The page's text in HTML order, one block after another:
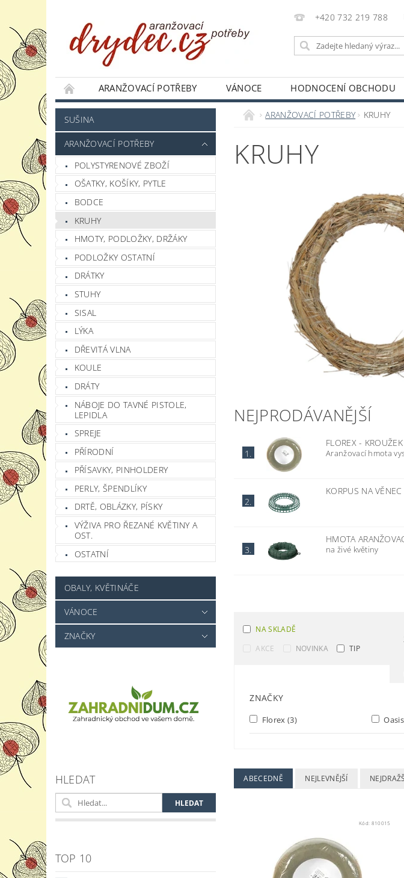
+420 732 219 788
ARANŽOVACÍ POTŘEBY VÁNOCE HODNOCENÍ OBCHODU
JAK NAKUPOVAT
PODMÍNKY OCHRANY OSOBNÍCH ÚDAJŮ
SUŠINA
ARANŽOVACÍ POTŘEBY
POLYSTYRENOVÉ ZBOŽÍ
OŠATKY, KOŠÍKY, PYTLE
BODCE
KRUHY
HMOTY, PODLOŽKY, DRŽÁKY
PODLOŽKY OSTATNÍ
DRÁTKY
STUHY
SISAL
LÝKA
DŘEVITÁ VLNA
KOULE
DRÁTY
NÁBOJE DO TAVNÉ PISTOLE,
LEPIDLA
SPREJE
PŘÍRODNÍ
PŘÍSAVKY, PINHOLDERY
PERLY, ŠPENDLÍKY
DRTĚ, OBLÁZKY, PÍSKY
VÝŽIVA PRO ŘEZANÉ KVĚTINY A
OST.
OSTATNÍ
OBALY, KVĚTINÁČE
VÁNOCE
ZNAČKY
HLEDAT
TOP 10
ARANŽOVACÍ POTŘEBY KRUHY
KRUHY
NEJPRODÁVANĚJŠÍ
1.
FLOREX -
Aranžovací hmota
2.
KORPUS NA
3.
HMOTA
na živé květiny
NA SKLADĚ
AKCE
NOVINKA TIP
ZNAČKY
Florex (3)
ABECEDNĚ NEJLEVNĚJŠÍ
Kód: 810015